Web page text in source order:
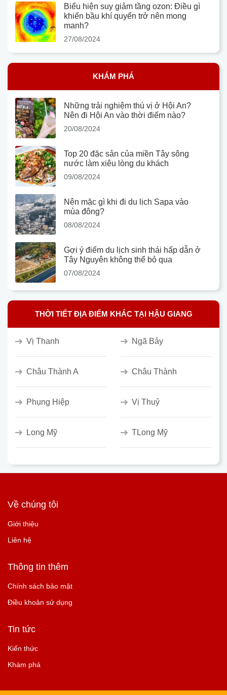
Biểu hiện suy giảm tầng ozon: Điều gì
khiến bầu khí quyển trở nên mong
manh?
27/08/2024
KHÁM PHÁ
Những trải nghiệm thú vị ở Hội An?
Nên đi Hội An vào thời điểm nào?
20/08/2024
Top 20 đặc sản của miền Tây sông
nước làm xiêu lòng du khách
09/08/2024
Nên mặc gì khi đi du lịch Sapa vào
mùa đông?
08/08/2024
Gợi ý điểm du lịch sinh thái hấp dẫn ở
Tây Nguyên không thể bỏ qua
07/08/2024
THỜI TIẾT ĐỊA ĐIỂM KHÁC TẠI HẬU GIANG
Vị Thanh Ngã Bảy
Châu Thành A Châu Thành
Phụng Hiệp Vị Thuỷ
Long Mỹ TLong Mỹ
Về chúng tôi
Giới thiệu
Liên hệ
Thông tin thêm
Chính sách bảo mật
Điều khoản sử dụng
Tin tức
Kiến thức
Khám phá